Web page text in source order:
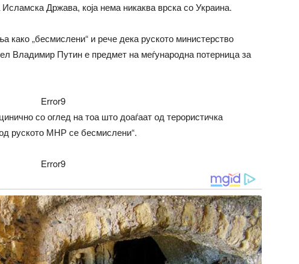
Исламска Држава, која нема никаква врска со Украина.
„бесмислени“ и рече дека руското министерство
Владимир Путин е предмет на меѓународна потерница за
Error9
со оглед на тоа што доаѓаат од терористичка
руското МНР се бесмислени“.
Error9